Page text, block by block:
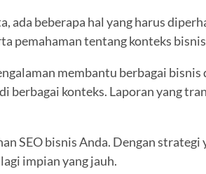
ada beberapa hal yang harus
pemahaman tentang konteks
membantu berbagai
berbagai konteks. Laporan yang
SEO bisnis Anda. Dengan
impian yang jauh.